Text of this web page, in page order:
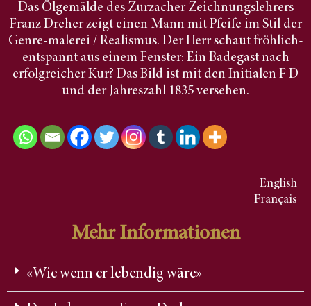
Das Ölgemälde des Zurzacher Zeichnungslehrers
Franz Dreher zeigt einen Mann mit Pfeife im Stil der
Genre-malerei / Realismus. Der Herr schaut fröhlich-
entspannt aus einem Fenster: Ein Badegast nach
erfolgreicher Kur? Das Bild ist mit den Initialen F D
und der Jahreszahl 1835 versehen.
English
Français
Mehr Informationen
«Wie wenn er lebendig wäre»